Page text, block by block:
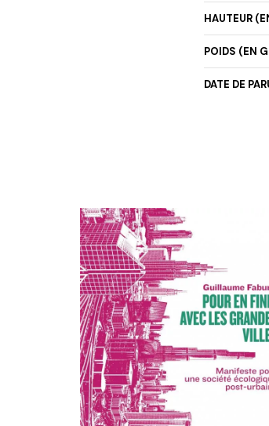
HAUTEUR
POIDS (EN
DATE DE